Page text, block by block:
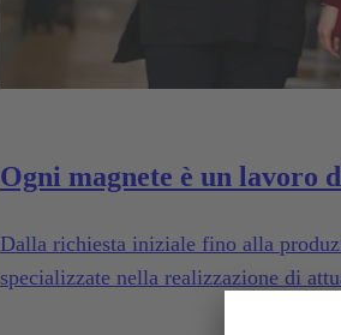
Ogni magnete è un lavoro
Dalla richiesta iniziale fino alla
specializzate nella realizzazione di